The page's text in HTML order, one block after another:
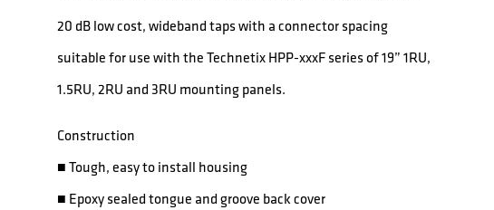
20 dB low cost, wideband taps with a connector spacing
suitable for use with the Technetix HPP-xxxF series of 19” 1RU,
1.5RU, 2RU and 3RU mounting panels.
Construction
■ Tough, easy to install housing
■ Epoxy sealed tongue and groove back cover